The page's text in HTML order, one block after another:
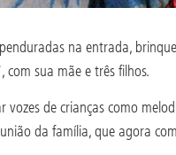
na entrada,
sua mãe e três filhos.
vozes de crianças como
da família, que agora